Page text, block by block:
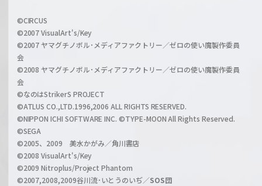
a
r
z
i
l
h
a
n
l
©CIRCUS
©2007 VisualArt's/Key
©2007 ヤマグチノボル･メディアファクトリー／ゼロの使い魔製作委員
会
©2008 ヤマグチノボル･メディアファクトリー／ゼロの使い魔製作委員
会
©なのはStrikerS PROJECT
©ATLUS CO.,LTD.1996,2006 ALL RIGHTS RESERVED.
©NIPPON ICHI SOFTWARE INC. ©TYPE-MOON All Rights Reserved.
©SEGA
©2005、2009 美水かがみ／角川書店
©2008 VisualArt's/Key
©2009 Nitroplus/Project Phantom
©2007,2008,2009谷川流･いとうのいぢ／SOS団